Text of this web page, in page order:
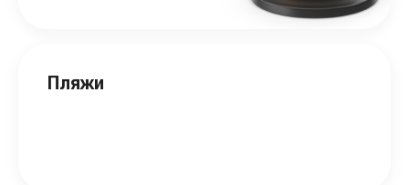
Пляжи